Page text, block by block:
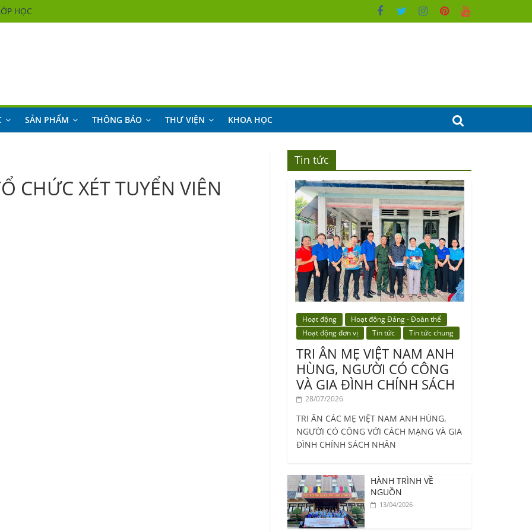
HỌC
HỌC
HỌC
SẢN PHẨM THÔNG BÁO THƯ VIỆN KHOA HỌC
CHỨC XÉT TUYỂN VIÊN
Tin tức
Hoạt động
Hoạt động Đảng - Đoàn thể
Hoạt động đơn vị
Tin tức Tin tức chung
TRI ÂN MẸ VIỆT NAM ANH
HÙNG, NGƯỜI CÓ CÔNG
VÀ GIA ĐÌNH CHÍNH SÁCH
28/07/2026
TRI ÂN CÁC MẸ VIỆT NAM ANH HÙNG,
NGƯỜI CÓ CÔNG VỚI CÁCH MẠNG VÀ GIA
ĐÌNH CHÍNH SÁCH NHÂN
HÀNH TRÌNH VỀ
NGUỒN
13/04/2026